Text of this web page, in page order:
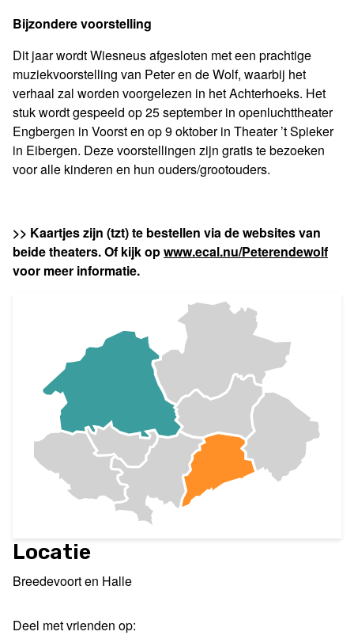
Bijzondere voorstelling
Dit jaar wordt Wiesneus afgesloten met een prachtige
muziekvoorstelling van Peter en de Wolf, waarbij het
verhaal zal worden voorgelezen in het Achterhoeks. Het
stuk wordt gespeeld op 25 september in openluchttheater
Engbergen in Voorst en op 9 oktober in Theater ’t Spieker
in Eibergen. Deze voorstellingen zijn gratis te bezoeken
voor alle kinderen en hun ouders/grootouders.
>> Kaartjes zijn (tzt) te bestellen via de websites van
beide theaters. Of kijk opwww.ecal.nu/Peterendewolf
voor meer informatie.
Locatie
Breedevoort en Halle
Deel met vrienden op: